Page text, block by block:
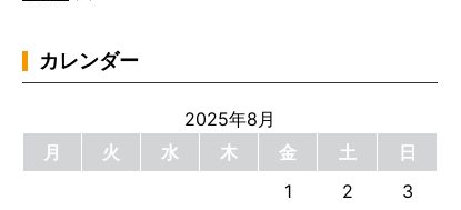
カレンダー
2025年8月
月
火 水 木 金 土
日
1
2
3